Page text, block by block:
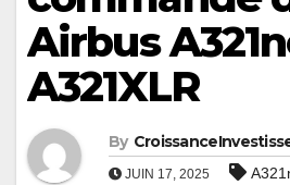
Airbus
A321XLR
By
JUIN 17, 2025